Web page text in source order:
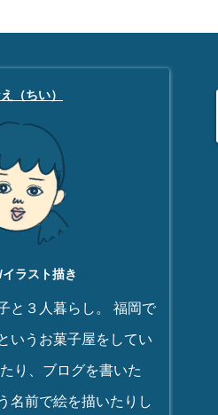
（ちい）
ラスト描き
と３人暮らし。 福岡で
いうお菓子屋をしてい
り、ブログを書いた
名前で絵を描いたりし